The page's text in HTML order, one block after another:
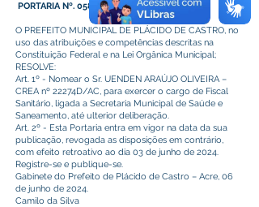
PORTARIA Nº. 058 DE 06 DE JUNHO DE 2024.
O PREFEITO MUNICIPAL DE PLÁCIDO DE CASTRO, no
uso das atribuições e competências descritas na
Constituição Federal e na Lei Orgânica Municipal;
RESOLVE:
Art. 1º - Nomear o Sr. UENDEN ARAÚJO OLIVEIRA –
CREA nº 22274D/AC, para exercer o cargo de Fiscal
Sanitário, ligada a Secretaria Municipal de Saúde e
Saneamento, até ulterior deliberação.
Art. 2º - Esta Portaria entra em vigor na data da sua
publicação, revogada as disposições em contrário,
com efeito retroativo ao dia 03 de junho de 2024.
Registre-se e publique-se.
Gabinete do Prefeito de Plácido de Castro – Acre, 06
de junho de 2024.
Camilo da Silva